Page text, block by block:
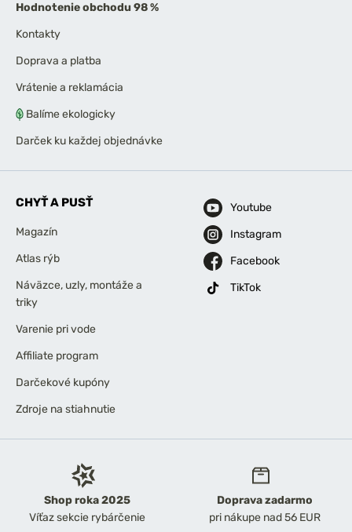
Shop roka 2025
Víťaz sekcie rybárčenie
Doprava zadarmo
pri nákupe nad 56 EUR
Hodnotenie obchodu 98 %
Kontakty
Doprava a platba
Vrátenie a reklamácia
Balíme ekologicky
Darček ku každej objednávke
CHYŤ A PUSŤ
Magazín
Atlas rýb
Náväzce, uzly, montáže a
triky
Varenie pri vode
Affiliate program
Darčekové kupóny
Zdroje na stiahnutie
Youtube
Instagram
Facebook
TikTok